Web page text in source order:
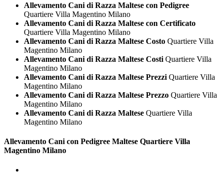
Allevamento Cani di Razza Maltese con Pedigree
Quartiere Villa Magentino Milano
Allevamento Cani di Razza Maltese con Certificato
Quartiere Villa Magentino Milano
Allevamento Cani di Razza Maltese Costo Quartiere Villa
Magentino Milano
Allevamento Cani di Razza Maltese Costi Quartiere Villa
Magentino Milano
Allevamento Cani di Razza Maltese Prezzi Quartiere Villa
Magentino Milano
Allevamento Cani di Razza Maltese Prezzo Quartiere Villa
Magentino Milano
Allevamento Cani di Razza Maltese Quartiere Villa
Magentino Milano
Allevamento Cani con Pedigree Maltese Quartiere Villa
Magentino Milano